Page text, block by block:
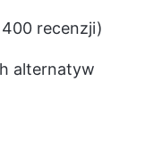
recenzji)
alternatyw